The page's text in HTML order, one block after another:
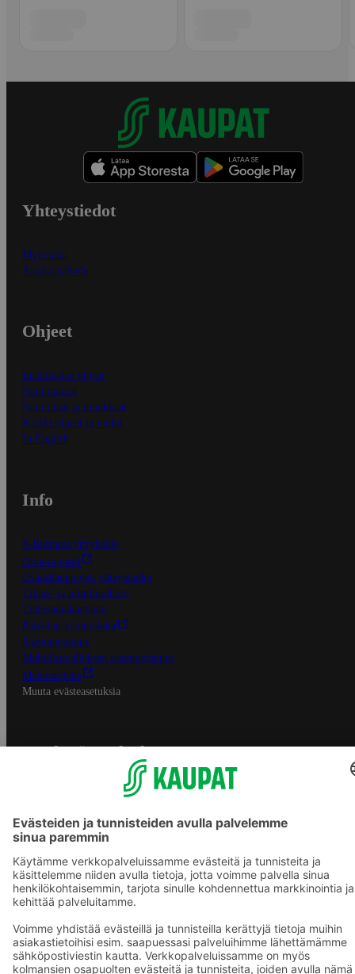
Yhteystiedot
Myymälät
Asiakaspalvelu
Ohjeet
Ensitilaajan ohjeet
Näin maksat
Näin tilaat ja muokkaat
Kaikki ohjeet ja vinkit
In English
Info
S-Business yrityksille
Oiva-raportit
Osuuskauppojen yhteystiedot
Tilaus- ja toimitusehdot
Tietosuojakäytäntö
Palvelun käyttöehdot
Saavutettavuus
Mobiilisovelluksen saavutettavuus
Mainostajalle
Muuta evästeasetuksia
S-ryhmän palvelut
Asiakasomistajuus
Yhteishyvä Ruoka -sovellus
Prisma.fi
Sokos.fi
S-Pankki
Sokos Hotels
Raflaamo